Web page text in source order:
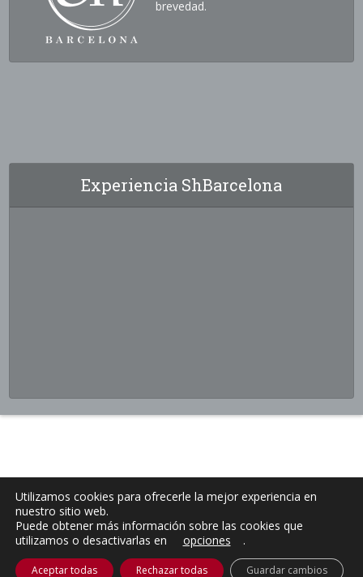
brevedad.
Experiencia ShBarcelona
Utilizamos cookies para ofrecerle la mejor experiencia en
nuestro sitio web.
Puede obtener más información sobre las cookies que
utilizamos o desactivarlas en
opciones .
Aceptar todas Rechazar todas Guardar cambios